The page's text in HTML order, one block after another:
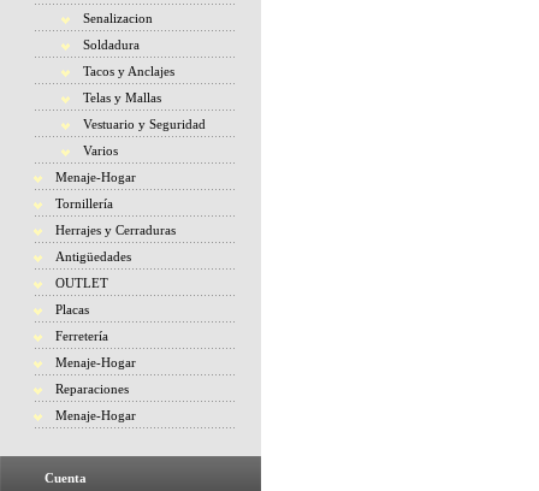
Senalizacion
Soldadura
Tacos y Anclajes
Telas y Mallas
Vestuario y Seguridad
Varios
Menaje-Hogar
Tornillería
Herrajes y Cerraduras
Antigüedades
OUTLET
Placas
Ferretería
Menaje-Hogar
Reparaciones
Menaje-Hogar
Cuenta